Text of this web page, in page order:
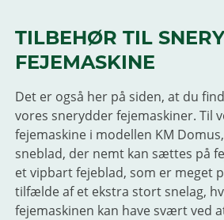
TILBEHØR TIL
FEJEMASKINE
Det er også her på siden, at du
vores snerydder fejemaskiner. Til
fejemaskine i modellen KM
sneblad, der nemt kan sættes på
et vipbart fejeblad, som er meget
tilfælde af et ekstra stort snelag,
fejemaskinen kan have svært ved